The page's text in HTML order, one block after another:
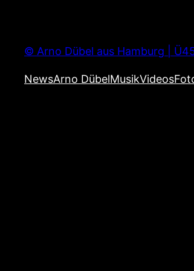
springen
© Arno Dübel aus Hamburg |
NewsArno DübelMusikVideos